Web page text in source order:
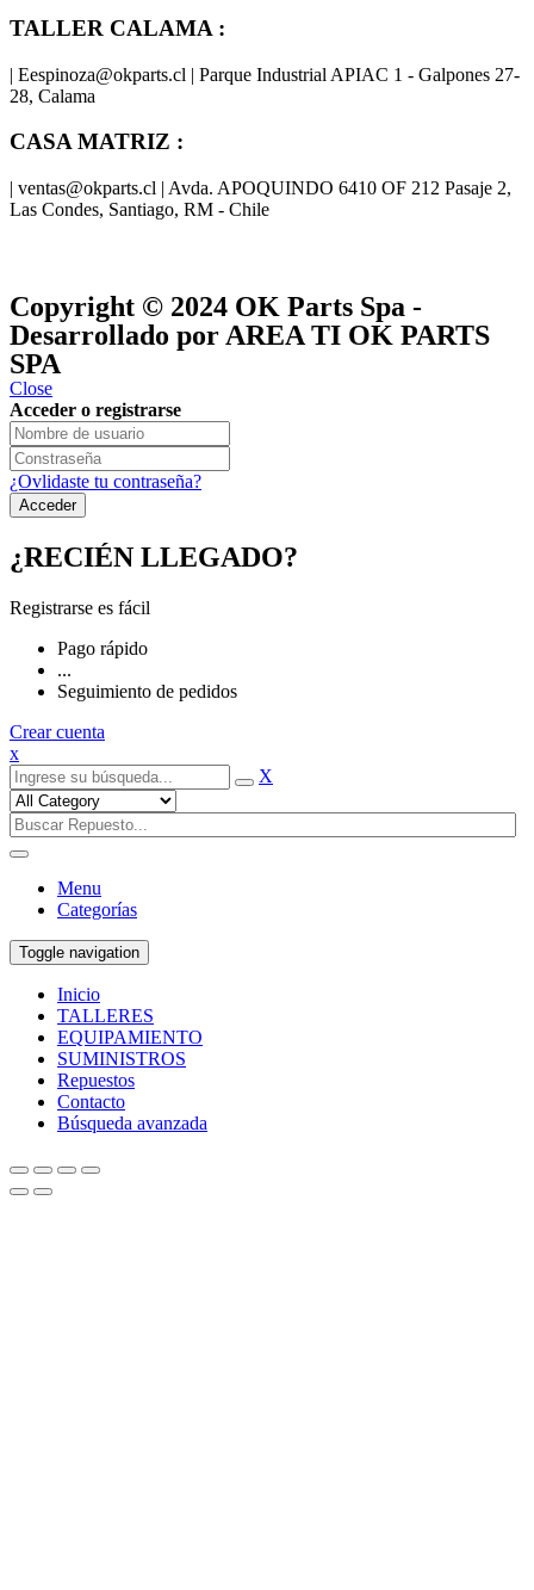
TALLER CALAMA :
| Eespinoza@okparts.cl | Parque Industrial APIAC 1 - Galpones 27-
28, Calama
CASA MATRIZ :
| ventas@okparts.cl | Avda. APOQUINDO 6410 OF 212 Pasaje 2,
Las Condes, Santiago, RM - Chile
Copyright © 2024 OK Parts Spa -
Desarrollado por AREA TI OK PARTS
SPA
Close
Acceder o registrarse
¿Ovlidaste tu contraseña?
¿RECIÉN LLEGADO?
Registrarse es fácil
Pago rápido
...
Seguimiento de pedidos
Crear cuenta
x
X
Menu
Categorías
Toggle navigation
Inicio
TALLERES
EQUIPAMIENTO
SUMINISTROS
Repuestos
Contacto
Búsqueda avanzada